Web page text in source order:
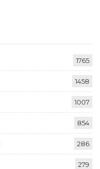
1765
1458
1007
854
286
279